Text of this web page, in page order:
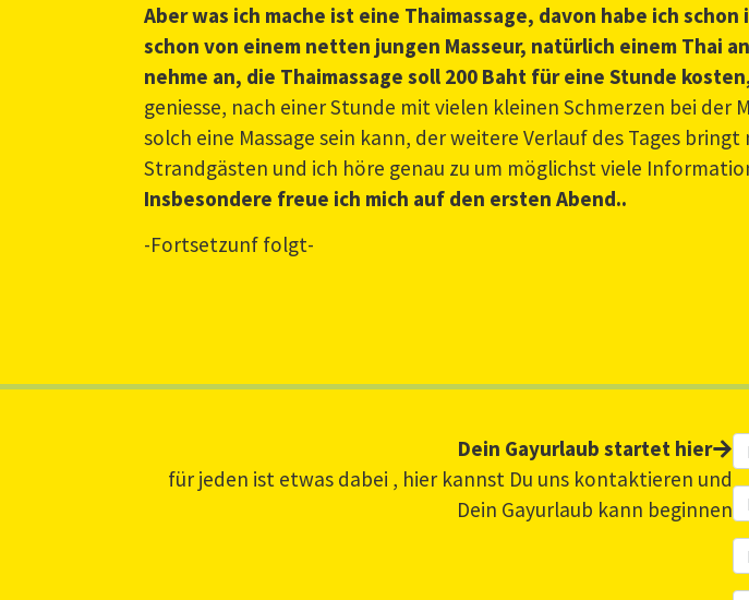
Aber was ich mache ist eine Thaimassage, davon habe ich
schon von einem netten jungen Masseur, natürlich einem Thai
nehme an, die Thaimassage soll 200 Baht für eine Stunde
geniesse, nach einer Stunde mit vielen kleinen Schmerzen bei
solch eine Massage sein kann, der weitere Verlauf des Tages
Strandgästen und ich höre genau zu um möglichst viele
Insbesondere freue ich mich auf den ersten Abend..
-Fortsetzunf folgt-
Dein Gayurlaub startet hier
für jeden ist etwas dabei , hier kannst Du uns kontaktieren und
Dein Gayurlaub kann beginnen